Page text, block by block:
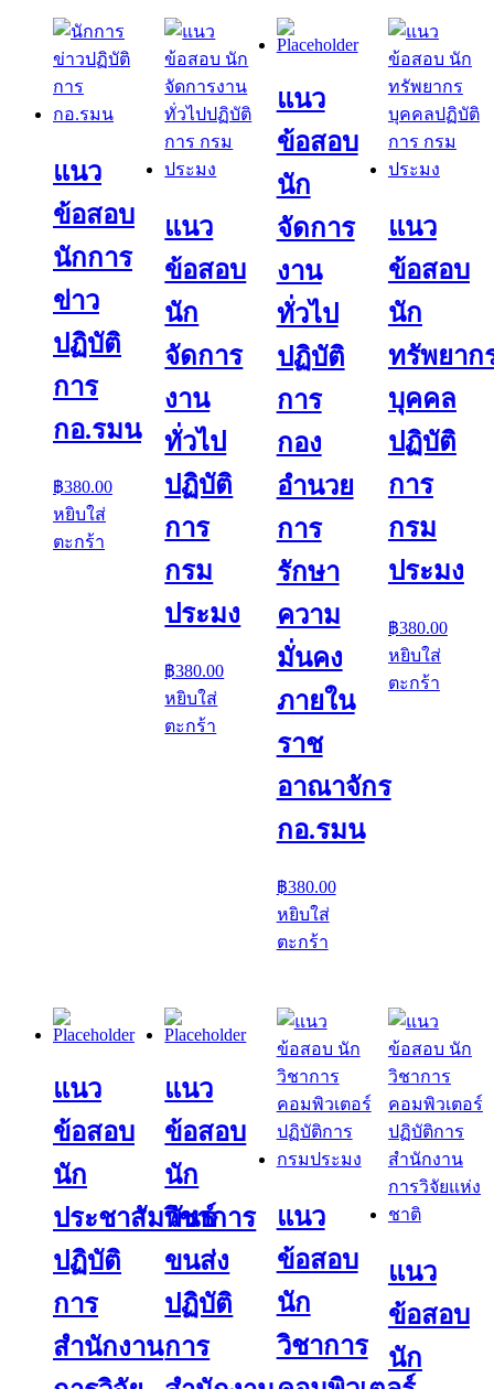
แนว
ข้อสอบ
นักการ
ข่าว
ปฏิบัติ
การ
กอ.รมน
฿380.00
หยิบใส่
ตะกร้า
แนว
ข้อสอบ
นัก
จัดการ
งาน
ทั่วไป
ปฏิบัติ
การ
กรม
ประมง
฿380.00
หยิบใส่
ตะกร้า
แนว
ข้อสอบ
นัก
จัดการ
งาน
ทั่วไป
ปฏิบัติ
การ
กอง
อำนวย
การ
รักษา
ความ
มั่นคง
ภายใน
ราช
อาณาจักร
กอ.รมน
฿380.00
หยิบใส่
ตะกร้า
แนว
ข้อสอบ
นัก
ทรัพยาก
บุคคล
ปฏิบัติ
การ
กรม
ประมง
฿380.00
หยิบใส่
ตะกร้า
แนว
ข้อสอบ
นัก
ประชาสัมพันธ์
ปฏิบัติ
การ
สำนักงาน
แนว
ข้อสอบ
นัก
วิชาการ
ขนส่ง
ปฏิบัติ
การ
แนว
ข้อสอบ
นัก
วิชาการ
แนว
ข้อสอบ
นัก